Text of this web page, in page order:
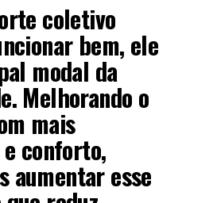
coletivo
bem, ele
modal da
Melhorando o
mais
conforto,
aumentar esse